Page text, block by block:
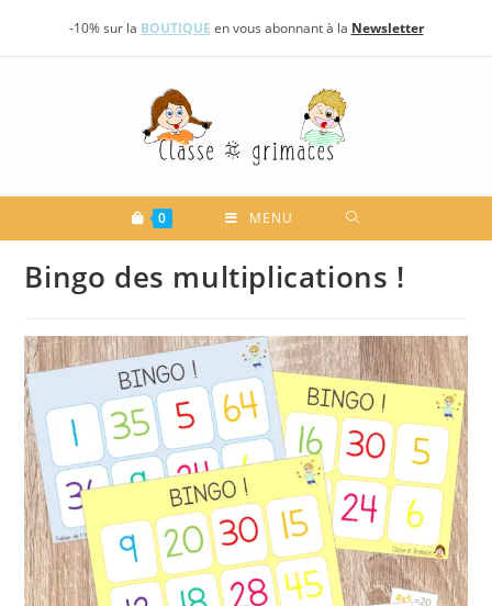
-10% sur la BOUTIQUE en vous abonnant à la Newsletter
0 MENU
Bingo des multiplications !